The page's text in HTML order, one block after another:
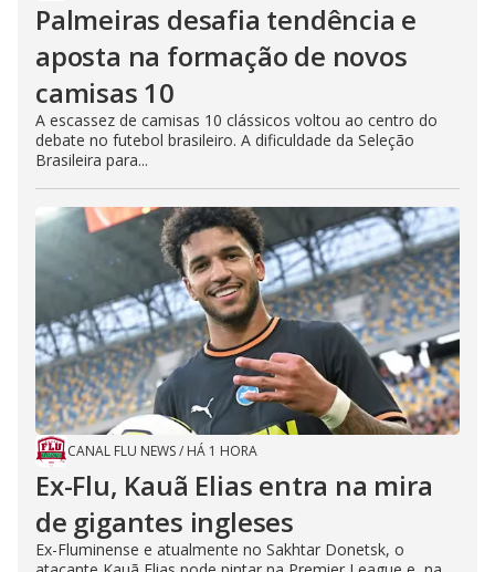
Palmeiras desafia tendência e
aposta na formação de novos
camisas 10
A escassez de camisas 10 clássicos voltou ao centro do
debate no futebol brasileiro. A dificuldade da Seleção
Brasileira para...
CANAL FLU NEWS/ HÁ 1 HORA
Ex-Flu, Kauã Elias entra na mira
de gigantes ingleses
Ex-Fluminense e atualmente no Sakhtar Donetsk, o